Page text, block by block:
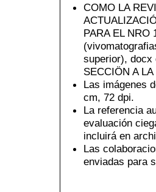
COMO LA
PARA EL NRO
superior), docx
SECCIÖN A
Las imágenes
cm, 72 dpi.
La referencia
evaluación
incluirá en
Las
enviadas para